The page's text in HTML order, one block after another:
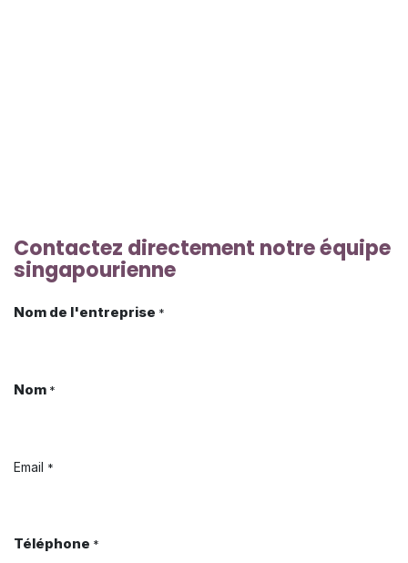
Contactez directement notre équipe
singapourienne
Nom de l'entreprise *
Nom *
Email *
Téléphone *